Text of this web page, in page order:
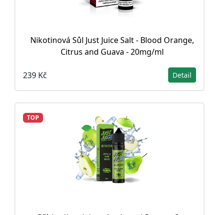
Nikotinová Sůl Just Juice Salt - Blood Orange,
Citrus and Guava - 20mg/ml
239 Kč Detail
TOP